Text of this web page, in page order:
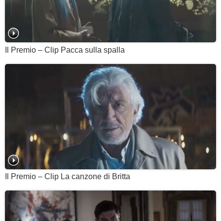
Il Premio – Clip Pacca sulla spalla
Il Premio – Clip La canzone di Britta